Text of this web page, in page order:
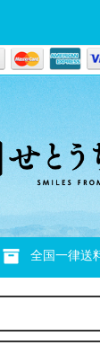
全国一律送